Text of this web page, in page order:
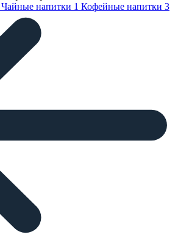
Чайные напитки 1 Кофейные напитки 3